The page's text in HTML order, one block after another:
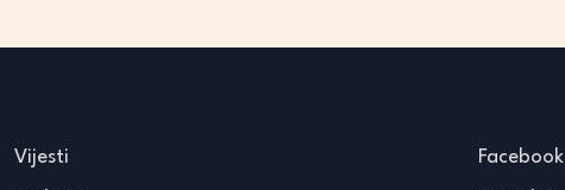
Vijesti Facebook